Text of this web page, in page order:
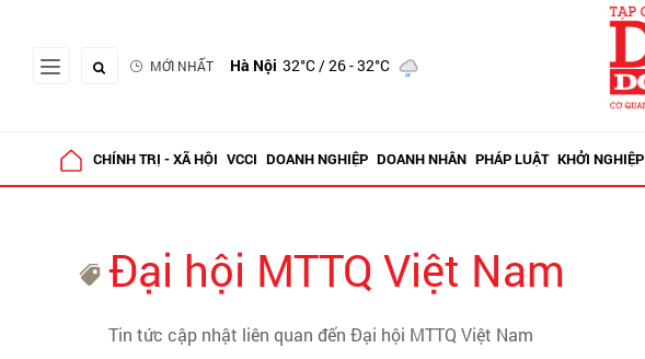
MỚI NHẤT Hà Nội 32°C/ 26 - 32°C
CHÍNH TRỊ - XÃ HỘI VCCI DOANH NGHIỆP DOANH NHÂN PHÁP LUẬT KHỞI NGHIỆP
Đại hội MTTQ Việt Nam
Tin tức cập nhật liên quan đến Đại hội MTTQ Việt Nam